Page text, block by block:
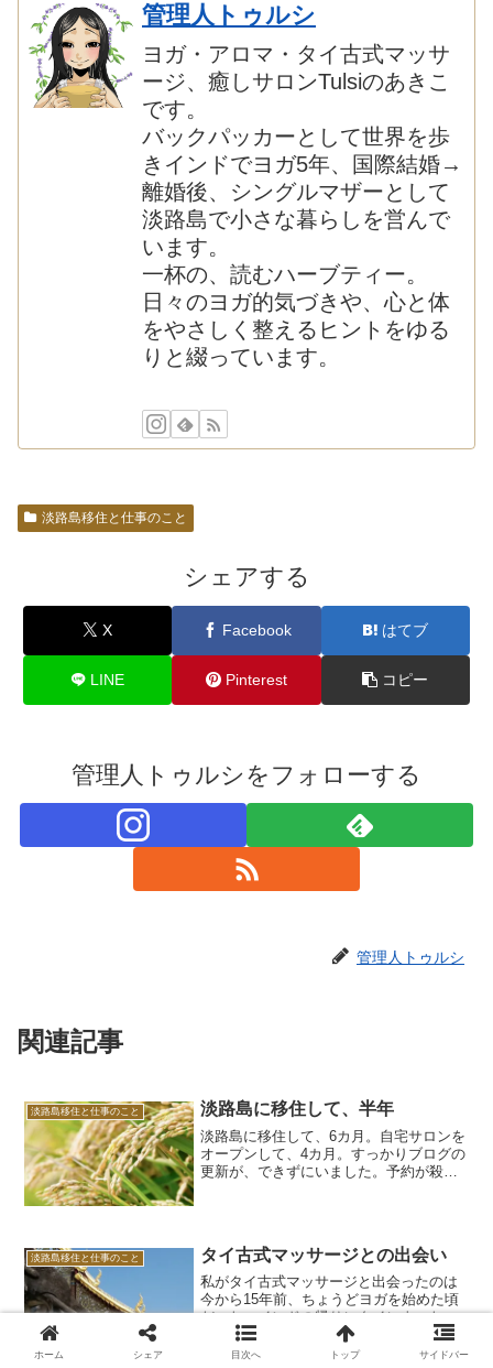
管理人トゥルシ
ヨガ・アロマ・タイ古式マッサ
ージ、癒しサロンTulsiのあきこ
です。
バックパッカーとして世界を歩
きインドでヨガ5年、国際結婚→
離婚後、シングルマザーとして
淡路島で小さな暮らしを営んで
います。
一杯の、読むハーブティー。
日々のヨガ的気づきや、心と体
をやさしく整えるヒントをゆる
りと綴っています。
淡路島移住と仕事のこと
シェアする
X Facebook はてブ
LINE Pinterest コピー
管理人トゥルシをフォローする
管理人トゥルシ
関連記事
淡路島移住と仕事のこと 淡路島に移住して、半年
淡路島に移住して、6カ月。自宅サロンを
オープンして、4カ月。すっかりブログの
更新が、できずにいました。予約が殺到
淡路島移住と仕事のこと タイ古式マッサージとの出会い
私がタイ古式マッサージと出会ったのは
今から15年前、ちょうどヨガを始めた頃
だった。インドの帰りにタイによった
時、友達がタイマッサージ屋さんに連れ
ていってくれたのが最初。バックパッカ
ホーム シェア 目次へ トップ サイドバー